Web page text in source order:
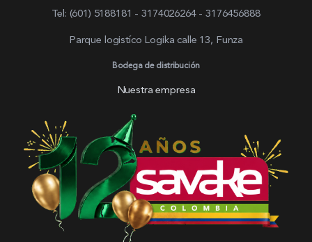
Tel: (601) 5188181 - 3174026264 - 3176456888
Parque logistíco Logika calle 13, Funza
Bodega de distribución
Nuestra empresa